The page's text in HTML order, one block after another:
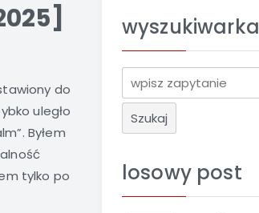
do
uległo
Byłem
tylko po
wyszukiwarka
z
u
a
losowy post